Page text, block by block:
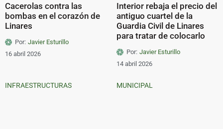
Cacerolas contra las
bombas en el corazón de
Linares
Por: Javier Esturillo
16 abril 2026
Interior rebaja el precio del
antiguo cuartel de la
Guardia Civil de Linares
para tratar de colocarlo
Por: Javier Esturillo
14 abril 2026
INFRAESTRUCTURAS MUNICIPAL